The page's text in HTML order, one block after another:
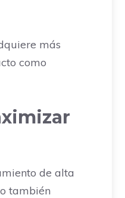
más
como
de alta
también